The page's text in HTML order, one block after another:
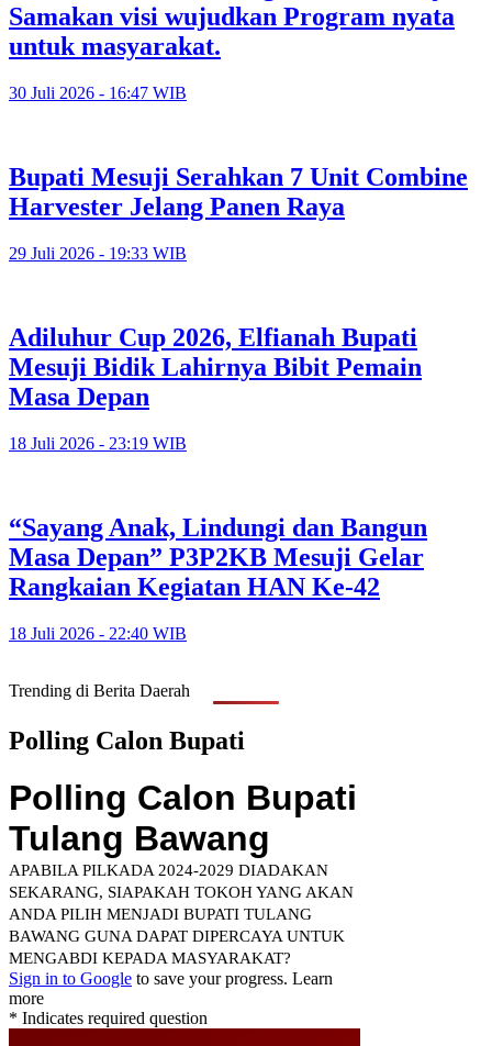
Samakan visi wujudkan Program nyata
untuk masyarakat.
30 Juli 2026 - 16:47 WIB
Bupati Mesuji Serahkan 7 Unit Combine
Harvester Jelang Panen Raya
29 Juli 2026 - 19:33 WIB
Adiluhur Cup 2026, Elfianah Bupati
Mesuji Bidik Lahirnya Bibit Pemain
Masa Depan
18 Juli 2026 - 23:19 WIB
“Sayang Anak, Lindungi dan Bangun
Masa Depan” P3P2KB Mesuji Gelar
Rangkaian Kegiatan HAN Ke-42
18 Juli 2026 - 22:40 WIB
Trending di Berita Daerah
Polling Calon Bupati